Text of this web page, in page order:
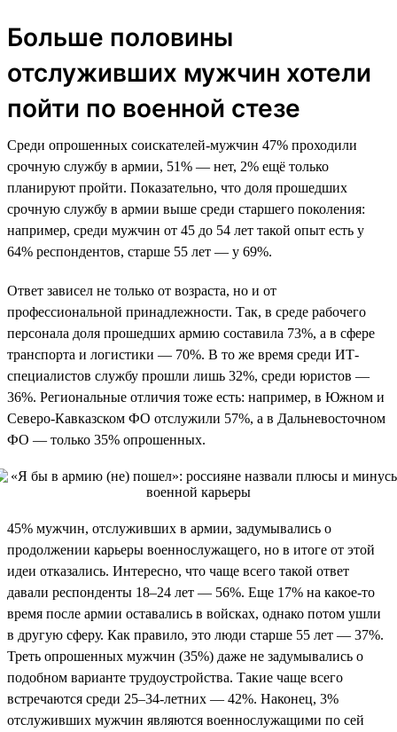
Больше половины
отслуживших мужчин хотели
пойти по военной стезе
Среди опрошенных соискателей-мужчин 47% проходили
срочную службу в армии, 51% — нет, 2% ещё только
планируют пройти. Показательно, что доля прошедших
срочную службу в армии выше среди старшего поколения:
например, среди мужчин от 45 до 54 лет такой опыт есть у
64% респондентов, старше 55 лет — у 69%.
Ответ зависел не только от возраста, но и от
профессиональной принадлежности. Так, в среде рабочего
персонала доля прошедших армию составила 73%, а в сфере
транспорта и логистики — 70%. В то же время среди ИТ-
специалистов службу прошли лишь 32%, среди юристов —
36%. Региональные отличия тоже есть: например, в Южном и
Северо-Кавказском ФО отслужили 57%, а в Дальневосточном
ФО — только 35% опрошенных.
45% мужчин, отслуживших в армии, задумывались о
продолжении карьеры военнослужащего, но в итоге от этой
идеи отказались. Интересно, что чаще всего такой ответ
давали респонденты 18–24 лет — 56%. Еще 17% на какое-то
время после армии оставались в войсках, однако потом ушли
в другую сферу. Как правило, это люди старше 55 лет — 37%.
Треть опрошенных мужчин (35%) даже не задумывались о
подобном варианте трудоустройства. Такие чаще всего
встречаются среди 25–34-летних — 42%. Наконец, 3%
отслуживших мужчин являются военнослужащими по сей